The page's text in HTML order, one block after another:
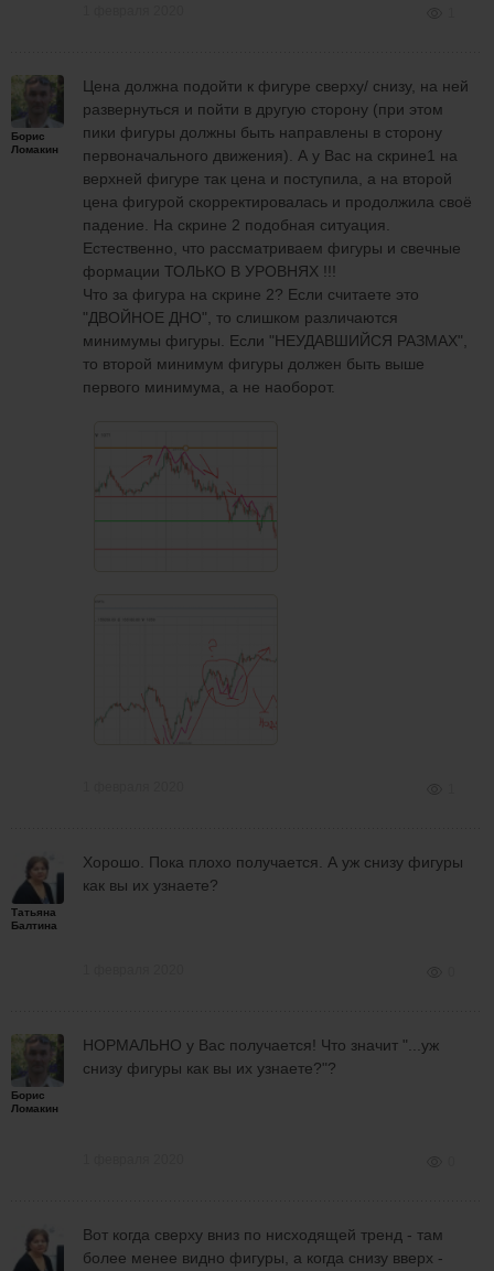
Борис
Ломакин
Цена должна подойти к фигуре сверху/ снизу, на ней
развернуться и пойти в другую сторону (при этом
пики фигуры должны быть направлены в сторону
первоначального движения). А у Вас на скрине1 на
верхней фигуре так цена и поступила, а на второй
цена фигурой скорректировалась и продолжила своё
падение. На скрине 2 подобная ситуация.
Естественно, что рассматриваем фигуры и свечные
формации ТОЛЬКО В УРОВНЯХ !!!
Что за фигура на скрине 2? Если считаете это
"ДВОЙНОЕ ДНО", то слишком различаются
минимумы фигуры. Если "НЕУДАВШИЙСЯ РАЗМАХ",
то второй минимум фигуры должен быть выше
первого минимума, а не наоборот.
Татьяна
Балтина
Хорошо. Пока плохо получается. А уж снизу фигуры
как вы их узнаете?
Борис
Ломакин
НОРМАЛЬНО у Вас получается! Что значит "...уж
снизу фигуры как вы их узнаете?"?
Вот когда сверху вниз по нисходящей тренд - там
более менее видно фигуры, а когда снизу вверх -